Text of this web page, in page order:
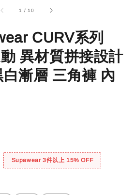
1 / 10
CURV系列
異材質拼接設計
漸層 三角褲 內
Supawear 3件以上 15% OFF